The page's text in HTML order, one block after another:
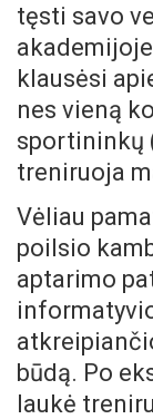
tęsti savo
klausėsi
nes vieną
sportininkų
treniruoja
Vėliau
poilsio
aptarimo
būdą. Po
laukė